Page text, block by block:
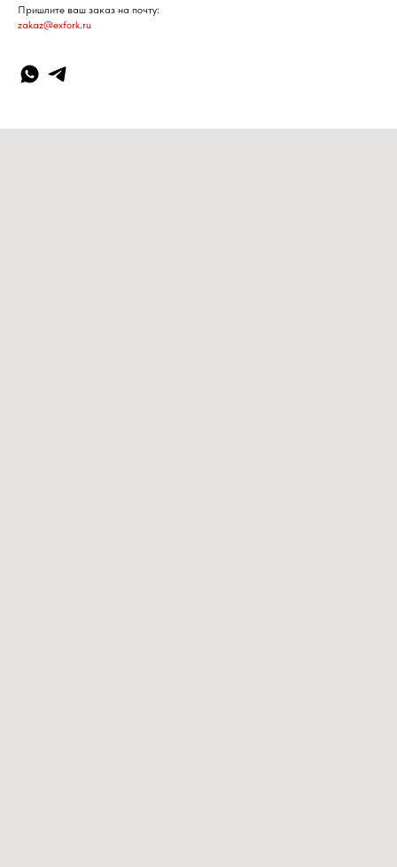
Пришлите ваш заказ на почту:
zakaz@exfork.ru